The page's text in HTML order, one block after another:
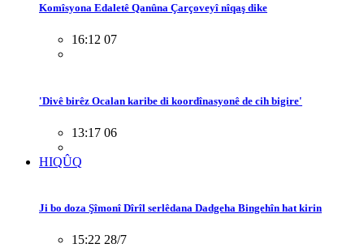
Komîsyona Edaletê Qanûna Çarçoveyî nîqaş dike
16:12 07
'Divê birêz Ocalan karibe di koordînasyonê de cih bigire'
13:17 06
HIQÛQ
Ji bo doza Şîmonî Dîrîl serlêdana Dadgeha Bingehîn hat kirin
15:22 28/7